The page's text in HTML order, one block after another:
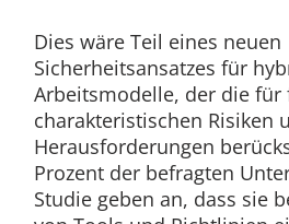
Dies wäre Teil eines neuen
Sicherheitsansatzes für
Arbeitsmodelle, der die für
charakteristischen Risiken
Herausforderungen
Prozent der befragten
Studie geben an, dass sie